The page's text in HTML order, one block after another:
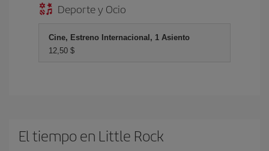
Deporte y Ocio
Cine, Estreno Internacional, 1 Asiento
12,50 $
El tiempo en Little Rock